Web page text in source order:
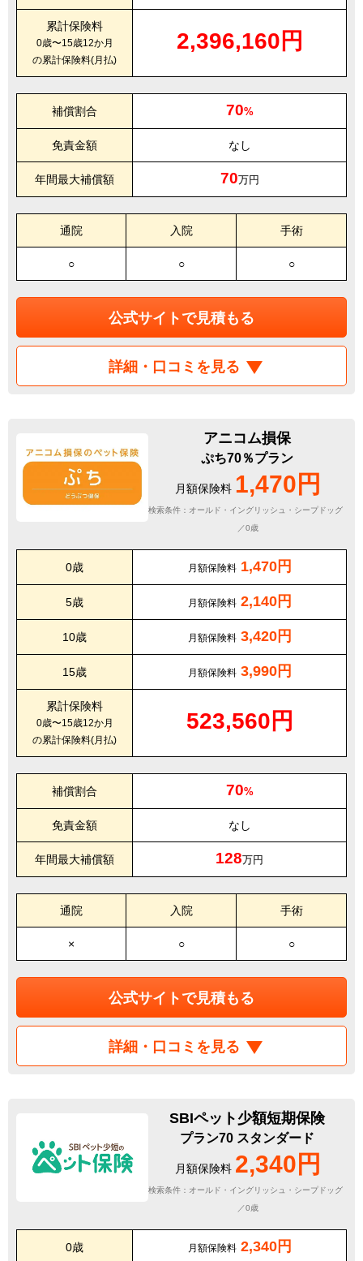
累計保険料
0歳〜15歳12か月
の累計保険料(月払)
2,396,160円
補償割合 70%
免責金額 なし
年間最大補償額 70万円
通院 入院 手術
○ ○ ○
公式サイトで見積もる
詳細・口コミを見る
アニコム損保
ぷち70％プラン
月額保険料 1,470円
検索条件：オールド・イングリッシュ・シープドッグ
／0歳
0歳 月額保険料 1,470円
5歳 月額保険料 2,140円
10歳 月額保険料 3,420円
15歳 月額保険料 3,990円
累計保険料
0歳〜15歳12か月
の累計保険料(月払)
523,560円
補償割合 70%
免責金額 なし
年間最大補償額 128万円
通院 入院 手術
× ○ ○
公式サイトで見積もる
詳細・口コミを見る
SBIペット少額短期保険
プラン70 スタンダード
月額保険料 2,340円
検索条件：オールド・イングリッシュ・シープドッグ
／0歳
0歳 月額保険料 2,340円